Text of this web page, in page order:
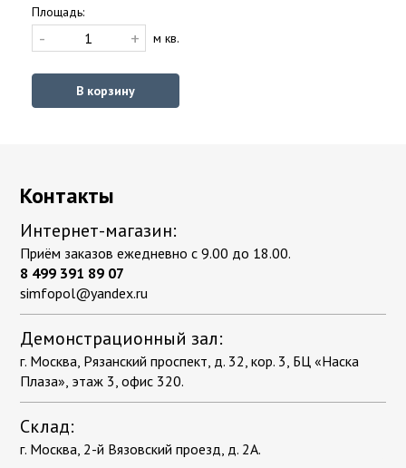
Площадь:
- + м кв.
В корзину
Контакты
Интернет-магазин:
Приём заказов ежедневно с 9.00 до 18.00.
8 499 391 89 07
simfopol@yandex.ru
Демонстрационный зал:
г. Москва, Рязанский проспект, д. 32, кор. 3, БЦ «Наска
Плаза», этаж 3, офис 320.
Склад:
г. Москва, 2-й Вязовский проезд, д. 2А.